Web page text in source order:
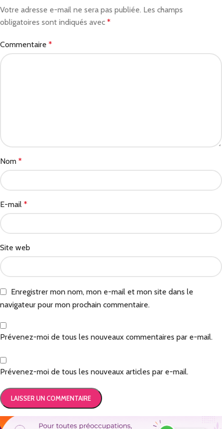
Votre adresse e-mail ne sera pas publiée. Les champs
obligatoires sont indiqués avec *
Commentaire *
Nom *
E-mail *
Site web
Enregistrer mon nom, mon e-mail et mon site dans le
navigateur pour mon prochain commentaire.
Prévenez-moi de tous les nouveaux commentaires par e-mail.
Prévenez-moi de tous les nouveaux articles par e-mail.